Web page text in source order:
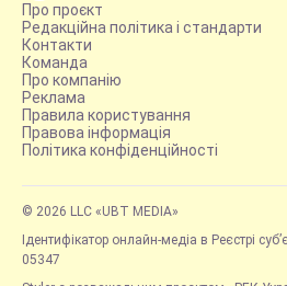
Про проєкт
Редакційна політика і стандарти
Контакти
Команда
Про компанію
Реклама
Правила користування
Правова інформація
Політика конфіденційності
© 2026 LLC «UBT MEDIA»
Ідентифікатор онлайн-медіа в Реєстрі
05347